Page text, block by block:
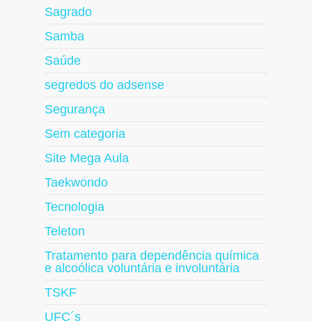
Sagrado
Samba
Saúde
segredos do adsense
Segurança
Sem categoria
Site Mega Aula
Taekwondo
Tecnologia
Teleton
Tratamento para dependência química
e alcoólica voluntária e involuntária
TSKF
UFC´s